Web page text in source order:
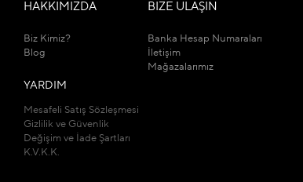
HAKKIMIZDA
Biz Kimiz?
Blog
YARDIM
Mesafeli Satış Sözleşmesi
Gizlilik ve Güvenlik
Değişim ve İade Şartları
K.V.K.K.
BİZE ULAŞIN
Banka Hesap Numaraları
İletişim
Mağazalarımız